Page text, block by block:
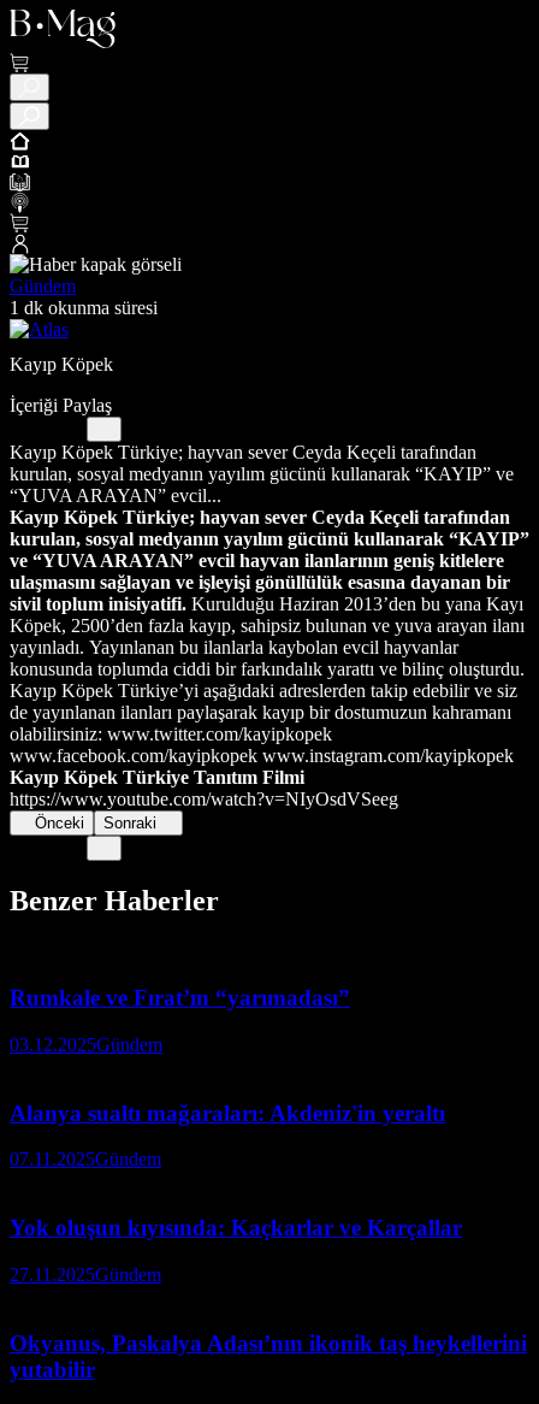
Gündem
1 dk okunma süresi
Kayıp Köpek
İçeriği Paylaş
Kayıp Köpek Türkiye; hayvan sever Ceyda Keçeli tarafından
kurulan, sosyal medyanın yayılım gücünü kullanarak “KAYIP” ve
“YUVA ARAYAN” evcil...
Kayıp Köpek Türkiye; hayvan sever Ceyda Keçeli tarafından
kurulan, sosyal medyanın yayılım gücünü kullanarak “KAYIP”
ve “YUVA ARAYAN” evcil hayvan ilanlarının geniş kitlelere
ulaşmasını sağlayan ve işleyişi gönüllülük esasına dayanan bir
sivil toplum inisiyatifi. Kurulduğu Haziran 2013’den bu yana Kayı
Köpek, 2500’den fazla kayıp, sahipsiz bulunan ve yuva arayan ilanı
yayınladı. Yayınlanan bu ilanlarla kaybolan evcil hayvanlar
konusunda toplumda ciddi bir farkındalık yarattı ve bilinç oluşturdu.
Kayıp Köpek Türkiye’yi aşağıdaki adreslerden takip edebilir ve siz
de yayınlanan ilanları paylaşarak kayıp bir dostumuzun kahramanı
olabilirsiniz: www.twitter.com/kayipkopek
www.facebook.com/kayipkopek www.instagram.com/kayipkopek
Kayıp Köpek Türkiye Tanıtım Filmi
https://www.youtube.com/watch?v=NIyOsdVSeeg
Önceki Sonraki
Benzer Haberler
Rumkale ve Fırat’ın “yarımadası”
03.12.2025Gündem
Alanya sualtı mağaraları: Akdeniz'in yeraltı
07.11.2025Gündem
Yok oluşun kıyısında: Kaçkarlar ve Karçallar
27.11.2025Gündem
Okyanus, Paskalya Adası’nın ikonik taş heykellerini
yutabilir